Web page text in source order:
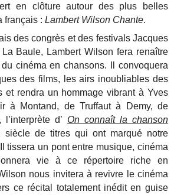
en clôture autour des plus belles
français :Lambert Wilson Chante.
des congrès et des festivals Jacques
Baule, Lambert Wilson fera renaître
cinéma en chansons. Il convoquera
des films, les airs inoubliables des
et rendra un hommage vibrant à Yves
à Montand, de Truffaut à Demy, de
d’ On connaît la chanson
siècle de titres qui ont marqué notre
tissera un pont entre musique, cinéma
vie à ce répertoire riche en
nous invitera à revivre le cinéma
ce récital totalement inédit en guise